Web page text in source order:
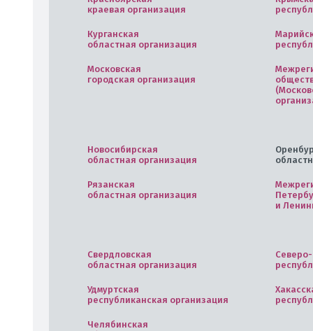
краевая организация
Курганская
областная организация
Московская
городская организация
Новосибирская
областная организация
Рязанская
областная организация
и
Свердловская
областная организация
Удмуртская
республиканская организация
Челябинская